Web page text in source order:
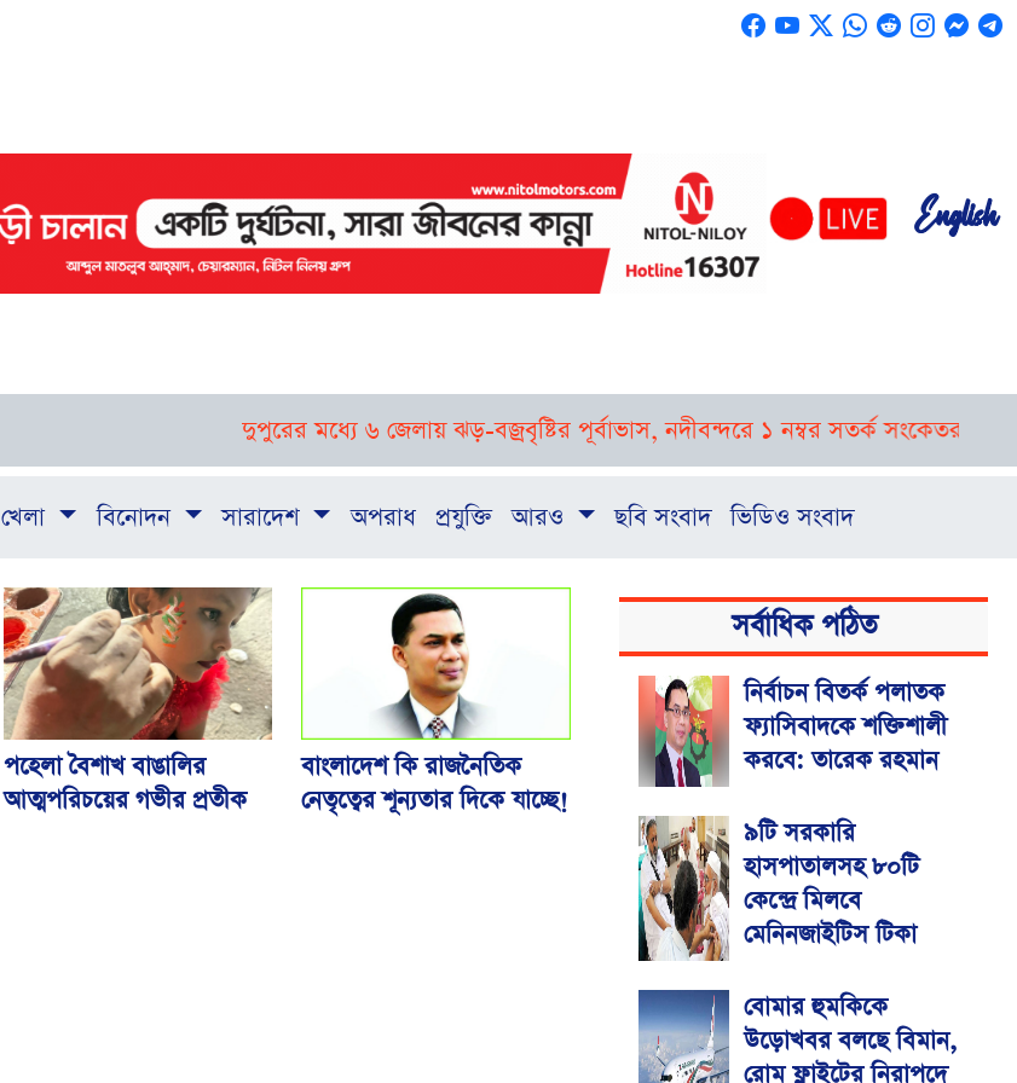
English
দুপুরের মধ্যে ৬ জেলায় ঝড়-বজ্রবৃষ্টির পূর্বাভাস, নদীবন্দরে ১ নম্বর সতর্ক সংকেতরাষ্ট্রপতি
খেলা বিনোদন সারাদেশ অপরাধ প্রযুক্তি আরও ছবি সংবাদ ভিডিও সংবাদ
পহেলা বৈশাখ বাঙালির
আত্মপরিচয়ের গভীর প্রতীক
বাংলাদেশ কি রাজনৈতিক
নেতৃত্বের শূন্যতার দিকে যাচ্ছে!
সর্বাধিক পঠিত
নির্বাচন বিতর্ক পলাতক
ফ্যাসিবাদকে শক্তিশালী
করবে: তারেক রহমান
৯টি সরকারি
হাসপাতালসহ ৮০টি
কেন্দ্রে মিলবে
মেনিনজাইটিস টিকা
বোমার হুমকিকে
উড়োখবর বলছে বিমান,
রোম ফ্লাইটের নিরাপদে